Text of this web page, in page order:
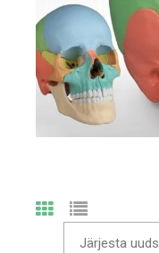
Järjesta